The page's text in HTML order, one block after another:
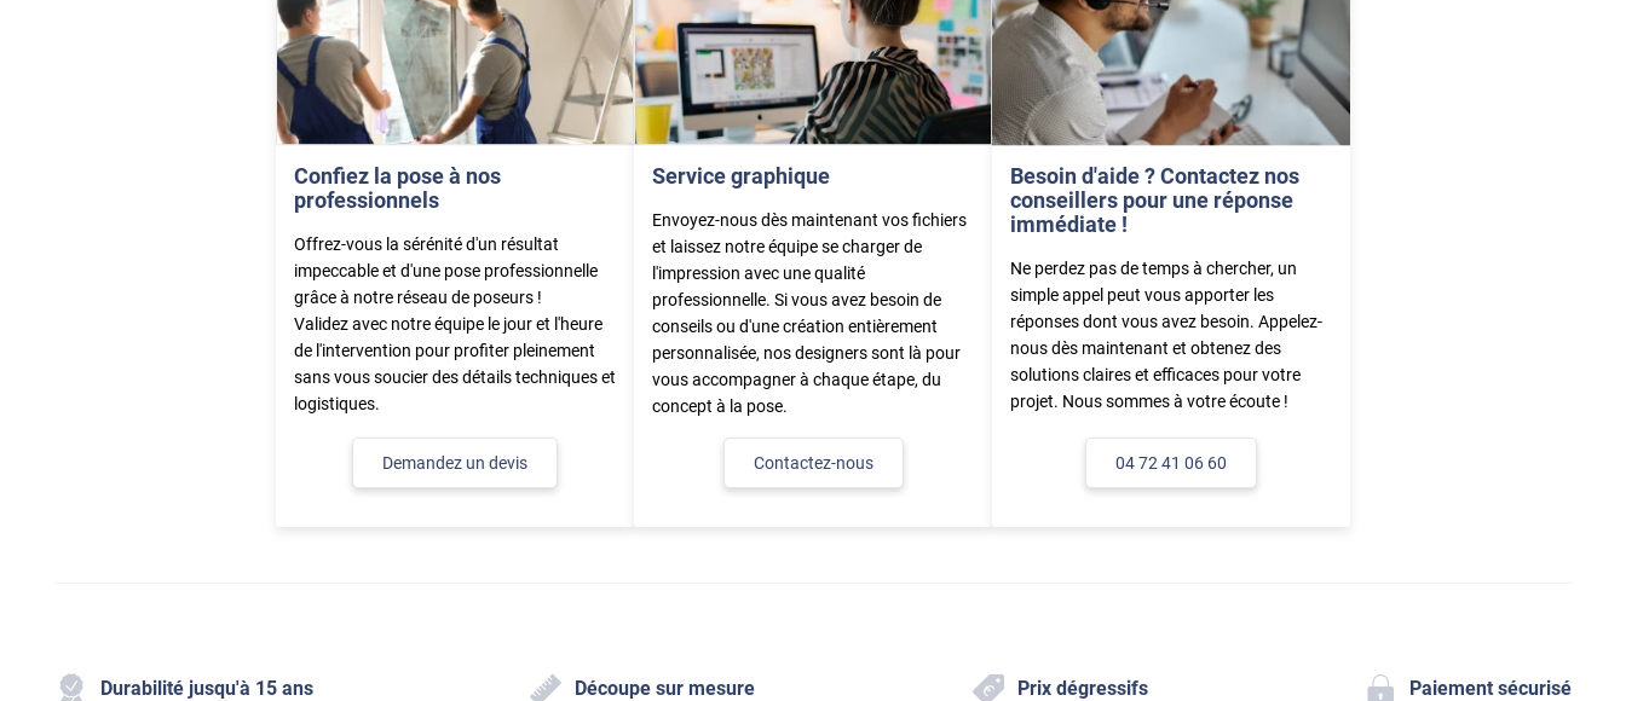
Confiez la pose à nos
professionnels
Offrez-vous la sérénité d'un résultat
impeccable et d'une pose professionnelle
grâce à notre réseau de poseurs !
Validez avec notre équipe le jour et l'heure
de l'intervention pour profiter pleinement
sans vous soucier des détails techniques et
logistiques.
Demandez un devis
Service graphique
Envoyez-nous dès maintenant vos fichiers
et laissez notre équipe se charger de
l'impression avec une qualité
professionnelle. Si vous avez besoin de
conseils ou d'une création entièrement
personnalisée, nos designers sont là pour
vous accompagner à chaque étape, du
concept à la pose.
Contactez-nous
Besoin d'aide ? Contactez nos
conseillers pour une réponse
immédiate !
Ne perdez pas de temps à chercher, un
simple appel peut vous apporter les
réponses dont vous avez besoin. Appelez-
nous dès maintenant et obtenez des
solutions claires et efficaces pour votre
projet. Nous sommes à votre écoute !
04 72 41 06 60
Durabilité jusqu'à 15 ans Découpe sur mesure Prix dégressifs Paiement sécurisé